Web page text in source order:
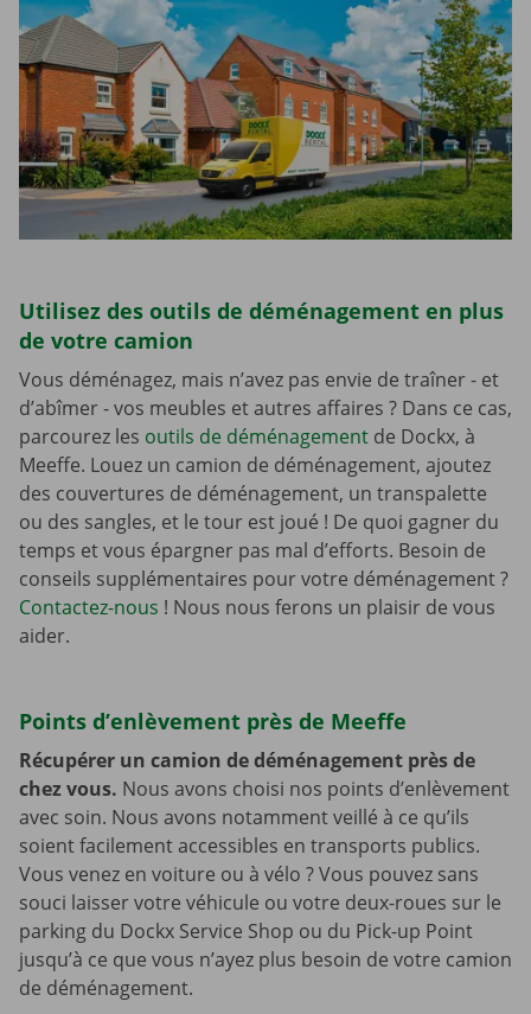
Utilisez des outils de déménagement en plus
de votre camion
Vous déménagez, mais n’avez pas envie de traîner - et
d’abîmer - vos meubles et autres affaires ? Dans ce cas,
parcourez les outils de déménagement de Dockx, à
Meeffe. Louez un camion de déménagement, ajoutez
des couvertures de déménagement, un transpalette
ou des sangles, et le tour est joué ! De quoi gagner du
temps et vous épargner pas mal d’efforts. Besoin de
conseils supplémentaires pour votre déménagement ?
Contactez-nous ! Nous nous ferons un plaisir de vous
aider.
Points d’enlèvement près de Meeffe
Récupérer un camion de déménagement près de
chez vous. Nous avons choisi nos points d’enlèvement
avec soin. Nous avons notamment veillé à ce qu’ils
soient facilement accessibles en transports publics.
Vous venez en voiture ou à vélo ? Vous pouvez sans
souci laisser votre véhicule ou votre deux-roues sur le
parking du Dockx Service Shop ou du Pick-up Point
jusqu’à ce que vous n’ayez plus besoin de votre camion
de déménagement.